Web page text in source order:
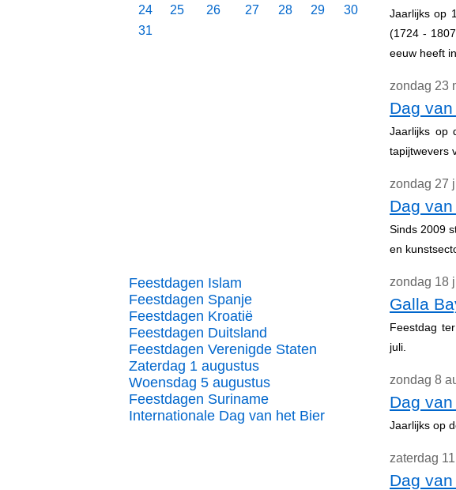
24
25 26 27 28 29
30
31
Feestdagen Islam
Feestdagen Spanje
Feestdagen Kroatië
Feestdagen Duitsland
Feestdagen Verenigde Staten
Zaterdag 1 augustus
Woensdag 5 augustus
Feestdagen Suriname
Internationale Dag van het Bier
Jaarlijks op
(1724 -
eeuw heeft
zondag 23
Dag
Jaarlijks op
tapijtwevers
zondag 27
Dag
Sinds 2009
en
zondag 18
Galla
Feestdag
juli.
zondag 8
Dag
Jaarlijks op
zaterdag
Dag